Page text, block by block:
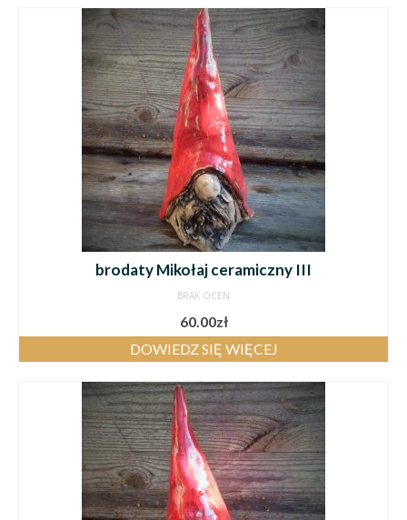
brodaty Mikołaj ceramiczny III
BRAK OCEN
60.00zł
DOWIEDZ SIĘ WIĘCEJ